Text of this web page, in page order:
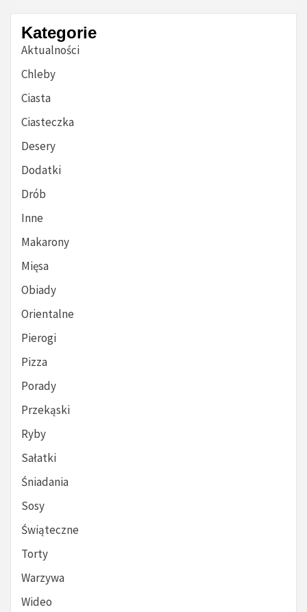
Kategorie
Aktualności
Chleby
Ciasta
Ciasteczka
Desery
Dodatki
Drób
Inne
Makarony
Mięsa
Obiady
Orientalne
Pierogi
Pizza
Porady
Przekąski
Ryby
Sałatki
Śniadania
Sosy
Świąteczne
Torty
Warzywa
Wideo